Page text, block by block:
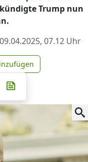
Trump nun
09.04.2025, 07.12 Uhr
zu Google
Whatsapp
auf Telegram
teilen
auf X